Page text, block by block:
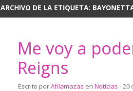
ARCHIVO DE LA ETIQUETA:
Me voy a
Reigns
Escrito porAfilamazas en Noticias - 20